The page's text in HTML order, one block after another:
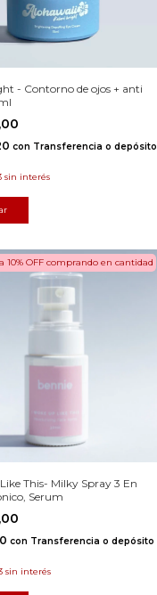
- Contorno de ojos + anti
con Transferencia o depósito
sin interés
This- Milky Spray 3 En
Serum
10% OFF comprando en cantidad
con Transferencia o depósito
sin interés